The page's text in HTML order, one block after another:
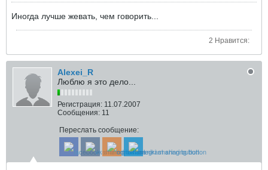
Иногда лучше жевать, чем говорить...
2 Нравится:
Alexei_R
Люблю я это дело...
Регистрация: 11.07.2007
Сообщения: 11
Переслать сообщение: